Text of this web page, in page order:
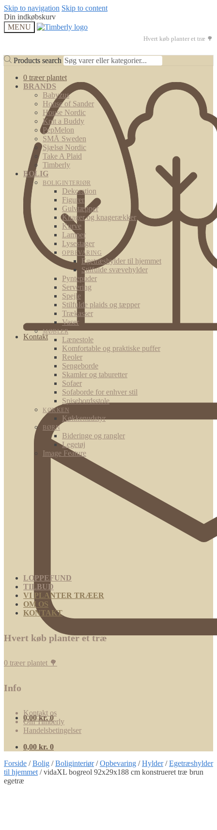
Skip to navigation Skip to content
Din indkøbskurv
MENU
Hvert køb planter et træ 🌳
Products search
0 træer plantet
Kontakt
0,00kr. 0
Products search
BRANDS
Babyzus
House of Sander
House Nordic
Knit a Buddy
PepMelon
SMÅ Sweden
Sjælsø Nordic
Take A Plaid
Timberly
BOLIG
BOLIGINTERIØR
Dekoration
Figurer
Gulvtæpper
Knager og knagerækker
Kurve
Lamper
Lysestager
OPBEVARING
Egetræshylder til hjemmet
Stilfulde svævehylder
Pyntepuder
Servering
Spejle
Stilfulde plaids og tæpper
Trækasser
Vaser
MØBLER
Lænestole
Komfortable og praktiske puffer
Reoler
Sengeborde
Skamler og taburetter
Sofaer
Sofaborde for enhver stil
Spisebordsstole
KØKKEN
Køkkenudstyr
BØRN
Bideringe og rangler
Legetøj
Image Feature
LOPPEFUND
TILBUD
VI PLANTER TRÆER
OM OS
KONTAKT
Hvert køb planter et træ
0 træer plantet 🌳
Info
Kontakt os
Om Timberly
Handelsbetingelser
0,00 kr. 0
Forside /Bolig /Boliginteriør/Opbevaring /Hylder/Egetræshylder
til hjemmet /vidaXL bogreol 92x29x188 cm konstrueret træ brun
egetræ